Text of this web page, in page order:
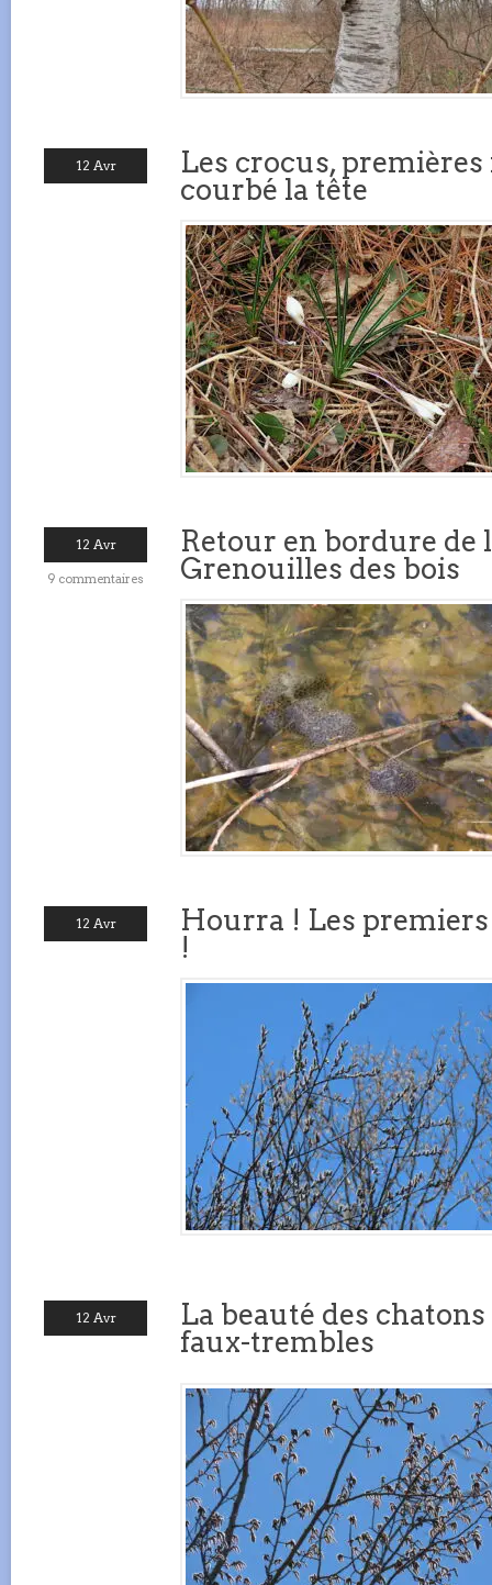
12 Avr
Les crocus,
courbé la tête
12 Avr
9 commentaires
Retour en bordure de
Grenouilles des bois
12 Avr
Hourra ! Les
!
12 Avr
La beauté des
faux-trembles